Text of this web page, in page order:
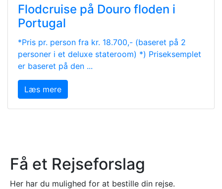
Flodcruise på Douro floden i
Portugal
*Pris pr. person fra kr. 18.700,- (baseret på 2
personer i et deluxe stateroom) *) Priseksemplet
er baseret på den ...
Læs mere
Få et Rejseforslag
Her har du mulighed for at bestille din rejse.